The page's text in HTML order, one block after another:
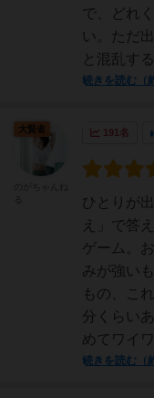
で、どれ
い。ただ
と混乱す
続きを読む（
191名
ひとりが
え」で答
ゲーム。
みが強い
もの、こ
分くらい
めてワイ
続きを読む（
大賢者